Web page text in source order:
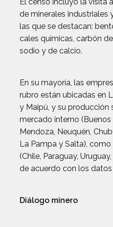
de minerales industriales
las que se destacan:
cales químicas, carbón
sodio y de calcio.
En su mayoría, las
rubro están ubicadas en
y Maipú, y su producción
mercado interno (Buenos
Mendoza, Neuquén,
La Pampa y Salta),
(Chile, Paraguay,
de acuerdo con los datos
Diálogo minero